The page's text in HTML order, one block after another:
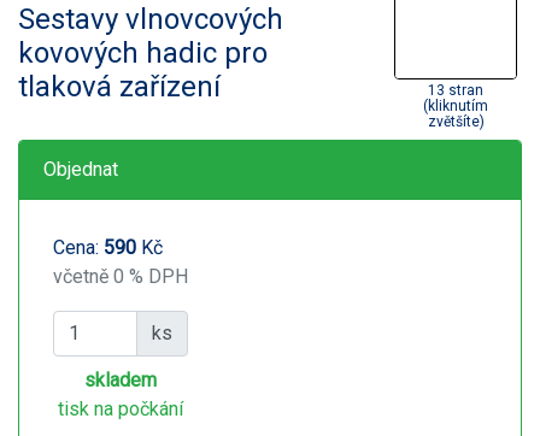
Sestavy vlnovcových
kovových hadic pro
tlaková zařízení
13 stran
(kliknutím
zvětšíte)
Objednat
Cena: 590 Kč
včetně 0 % DPH
ks
skladem
tisk na počkání